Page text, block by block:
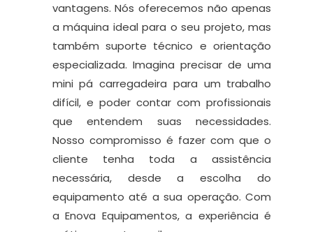
vantagens. Nós oferecemos não apenas
a máquina ideal para o seu projeto, mas
também suporte técnico e orientação
especializada. Imagina precisar de uma
mini pá carregadeira para um trabalho
difícil, e poder contar com profissionais
que entendem suas necessidades.
Nosso compromisso é fazer com que o
cliente tenha toda a assistência
necessária, desde a escolha do
equipamento até a sua operação. Com
a Enova Equipamentos, a experiência é